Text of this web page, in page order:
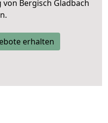
Bergisch Gladbach
erhalten